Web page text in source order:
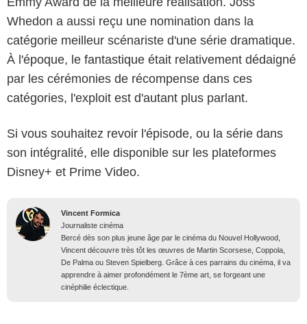
Whedon a aussi reçu une nomination dans la
catégorie meilleur scénariste d'une série dramatique.
À l'époque, le fantastique était relativement dédaigné
par les cérémonies de récompense dans ces
catégories, l'exploit est d'autant plus parlant.
Si vous souhaitez revoir l'épisode, ou la série dans
son intégralité, elle disponible sur les plateformes
Disney+ et Prime Video.
Vincent Formica
Journaliste cinéma
Bercé dès son plus jeune âge par le cinéma du Nouvel Hollywood,
Vincent découvre très tôt les œuvres de Martin Scorsese, Coppola,
De Palma ou Steven Spielberg. Grâce à ces parrains du cinéma, il va
apprendre à aimer profondément le 7ème art, se forgeant une
cinéphilie éclectique.